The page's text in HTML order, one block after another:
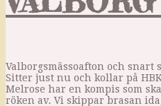
Valborgsmässoafton och snart
Sitter just nu och kollar på
Melrose har en kompis som
röken av. Vi skippar brasan